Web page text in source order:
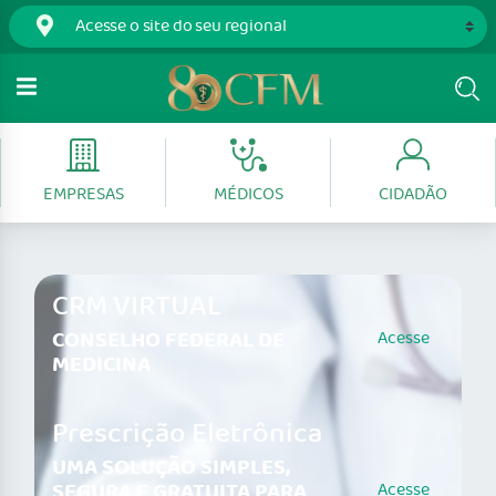
EMPRESAS MÉDICOS CIDADÃO
CRM VIRTUAL
CONSELHO FEDERAL DE
MEDICINA
Acesse
Prescrição Eletrônica
UMA SOLUÇÃO SIMPLES,
Acesse